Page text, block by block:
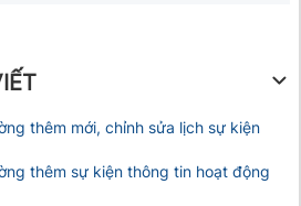
thêm mới, chỉnh sửa lịch sự kiện
thêm sự kiện thông tin hoạt động